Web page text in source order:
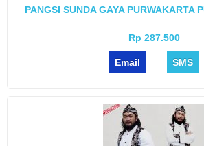
PANGSI SUNDA GAYA PURWAKARTA
Rp 287.500
Email SMS